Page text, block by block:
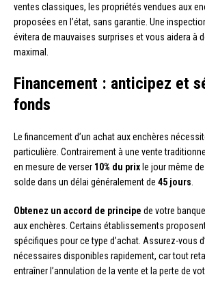
ventes classiques, les propriétés vendues aux
proposées en l’état, sans garantie. Une
évitera de mauvaises surprises et vous aidera à
maximal.
Financement : anticipez et
fonds
Le financement d’un achat aux enchères
particulière. Contrairement à une vente
en mesure de verser 10% du prix le jour même
solde dans un délai généralement de 45 jours
Obtenez un accord de principe de votre
aux enchères. Certains établissements
spécifiques pour ce type d’achat. Assurez-vous
nécessaires disponibles rapidement, car tout
entraîner l’annulation de la vente et la perte de